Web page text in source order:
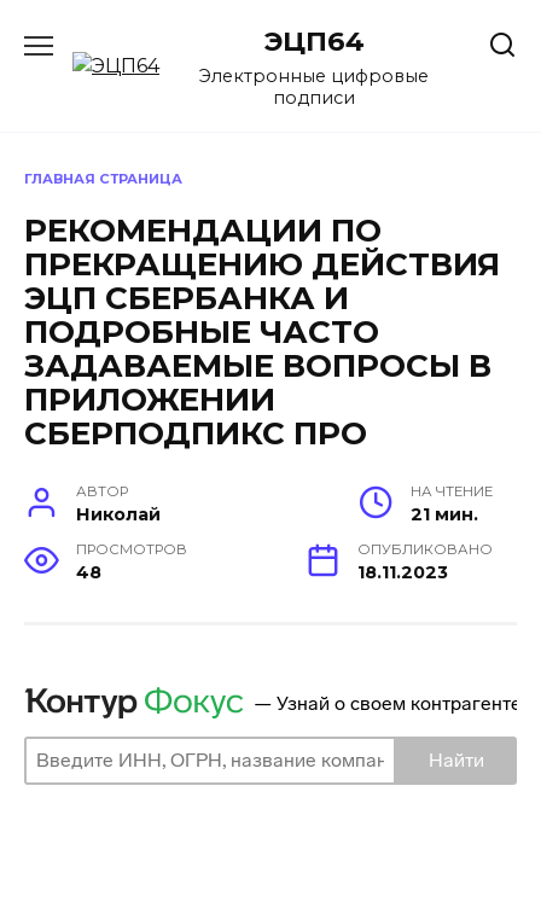
содержанию
ЭЦП64
Электронные цифровые
подписи
ГЛАВНАЯ СТРАНИЦА
РЕКОМЕНДАЦИИ ПО
ПРЕКРАЩЕНИЮ ДЕЙСТВИЯ
ЭЦП СБЕРБАНКА И
ПОДРОБНЫЕ ЧАСТО
ЗАДАВАЕМЫЕ ВОПРОСЫ В
ПРИЛОЖЕНИИ
СБЕРПОДПИКС ПРО
АВТОР
Николай
НА ЧТЕНИЕ
21 мин.
ПРОСМОТРОВ
48
ОПУБЛИКОВАНО
18.11.2023